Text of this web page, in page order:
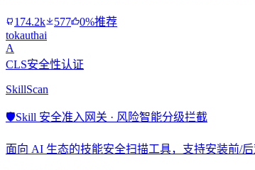
174.2k 577
0%推荐
tokauthai
A
CLS安全性认证
SkillScan
🛡️Skill 安全准入网关 · 风险智能分级拦截
面向 AI 生态的技能安全扫描工具，支持安装前/